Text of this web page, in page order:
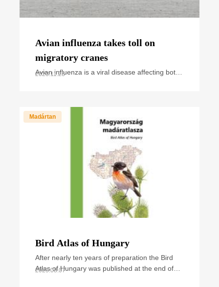
Avian influenza takes toll on
migratory cranes
Avian influenza is a viral disease affecting both
2023.11.28
Madártan
Bird Atlas of Hungary
After nearly ten years of preparation the Bird
Atlas of Hungary was published at the end of
2023.08.07